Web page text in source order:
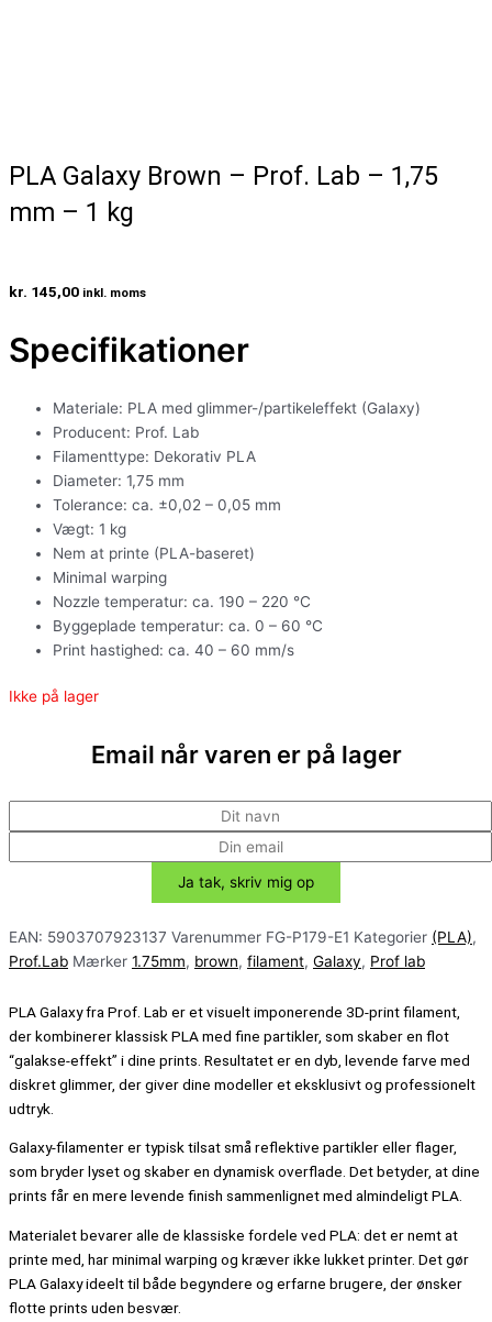
PLA Galaxy Brown – Prof. Lab – 1,75
mm – 1 kg
kr. 145,00 inkl. moms
Specifikationer
Materiale: PLA med glimmer-/partikeleffekt (Galaxy)
Producent: Prof. Lab
Filamenttype: Dekorativ PLA
Diameter: 1,75 mm
Tolerance: ca. ±0,02 – 0,05 mm
Vægt: 1 kg
Nem at printe (PLA-baseret)
Minimal warping
Nozzle temperatur: ca. 190 – 220 °C
Byggeplade temperatur: ca. 0 – 60 °C
Print hastighed: ca. 40 – 60 mm/s
Ikke på lager
Email når varen er på lager
EAN: 5903707923137 Varenummer FG-P179-E1 Kategorier (PLA),
Prof.Lab Mærker 1.75mm, brown, filament, Galaxy, Prof lab
PLA Galaxy fra Prof. Lab er et visuelt imponerende 3D-print filament,
der kombinerer klassisk PLA med fine partikler, som skaber en flot
“galakse-effekt” i dine prints. Resultatet er en dyb, levende farve med
diskret glimmer, der giver dine modeller et eksklusivt og professionelt
udtryk.
Galaxy-filamenter er typisk tilsat små reflektive partikler eller flager,
som bryder lyset og skaber en dynamisk overflade. Det betyder, at dine
prints får en mere levende finish sammenlignet med almindeligt PLA.
Materialet bevarer alle de klassiske fordele ved PLA: det er nemt at
printe med, har minimal warping og kræver ikke lukket printer. Det gør
PLA Galaxy ideelt til både begyndere og erfarne brugere, der ønsker
flotte prints uden besvær.